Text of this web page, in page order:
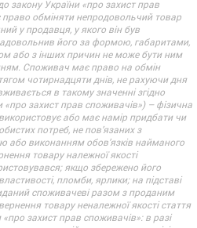
закону України «про захист прав
обміняти непродовольчий товар
у продавця, у якого він був
його за формою, габаритами,
або з інших причин не може бути ним
Споживач має право на обмін
чотирнадцяти днів, не рахуючи дня
в такому значенні згідно
«про захист прав споживачів») – фізична
або має намір придбати чи
потреб, не пов’язаних з
або виконанням обов’язків найманого
товару належної якості
якщо збережено його
пломби, ярлики; на підставі
споживачеві разом з проданим
товару неналежної якості стаття
«про захист прав споживачів»: в разі